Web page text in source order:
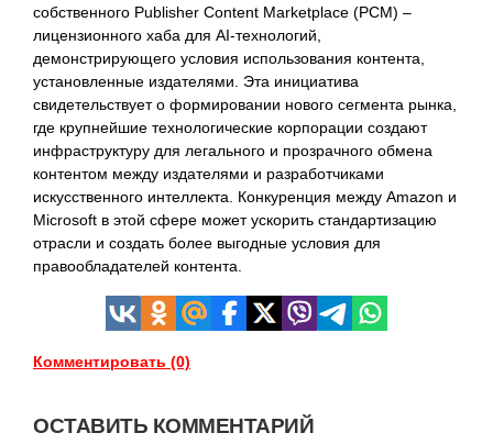
собственного Publisher Content Marketplace (PCM) –
лицензионного хаба для AI-технологий,
демонстрирующего условия использования контента,
установленные издателями. Эта инициатива
свидетельствует о формировании нового сегмента рынка,
где крупнейшие технологические корпорации создают
инфраструктуру для легального и прозрачного обмена
контентом между издателями и разработчиками
искусственного интеллекта. Конкуренция между Amazon и
Microsoft в этой сфере может ускорить стандартизацию
отрасли и создать более выгодные условия для
правообладателей контента.
Комментировать (0)
ОСТАВИТЬ КОММЕНТАРИЙ